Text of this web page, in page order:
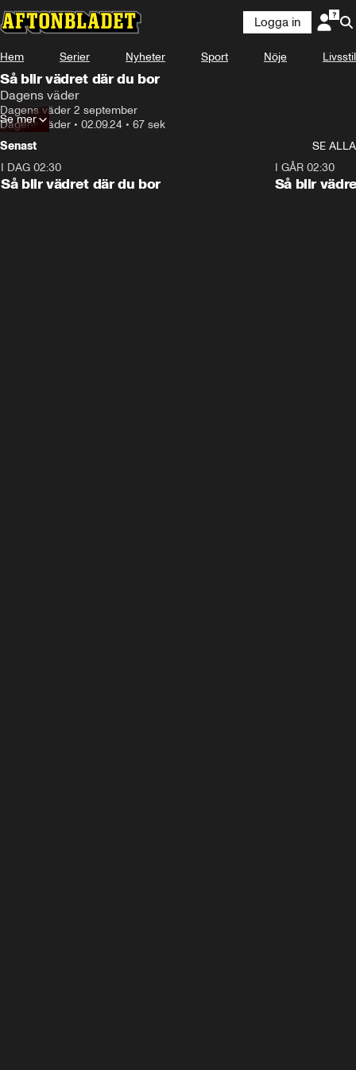
Logga in
Hem Serier Nyheter Sport Nöje Livsstil
Så blir vädret där du bor
Dagens väder
Dagens väder 2 september
Dagens väder • 02.09.24 • 67 sek
Se mer
Senast
SE ALLA
I DAG 02:30
Så blir vädret där du bor
I GÅR 02:30
Så blir